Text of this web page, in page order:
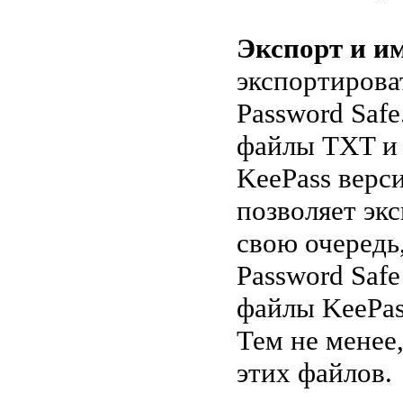
Экспорт и
Password
файлы TXT и
KeePass
позволяет
свою
Password
файлы
Тем не
этих файлов.